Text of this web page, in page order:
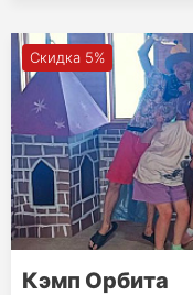
Скидка 5%
Кэмп Орбита